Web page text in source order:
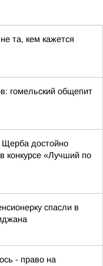
та, кем кажется
гомельский общепит
достойно
конкурсе «Лучший по
спасли в
- право на